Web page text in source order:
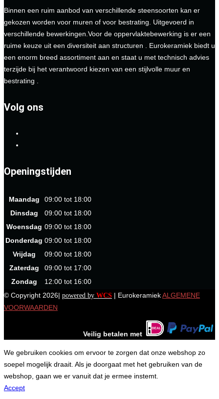
Binnen een ruim aanbod van verschillende steensoorten kan er
gekozen worden voor muren of voor bestrating. Uitgevoerd in
verschillende bewerkingen.Voor de oppervlaktebewerking is er een
ruime keuze uit een diversiteit aan structuren . Eurokeramiek biedt u
een enorm breed assortiment aan en staat u met technisch advies
terzijde bij het verantwoord kiezen van een stijlvolle muur en
bestrating .
Volg ons
Openingstijden
Maandag
09:00 tot 18:00
Dinsdag
09:00 tot 18:00
Woensdag 09:00 tot 18:00
Donderdag 09:00 tot 18:00
Vrijdag
09:00 tot 18:00
Zaterdag
09:00 tot 17:00
Zondag
12:00 tot 16:00
© Copyright 2026| powered by WCS | EurokeramiekALGEMENE
VOORWAARDEN
Veilig betalen met
We gebruiken cookies om ervoor te zorgen dat onze webshop zo
soepel mogelijk draait. Als je doorgaat met het gebruiken van de
webshop, gaan we er vanuit dat je ermee instemt.
Accept